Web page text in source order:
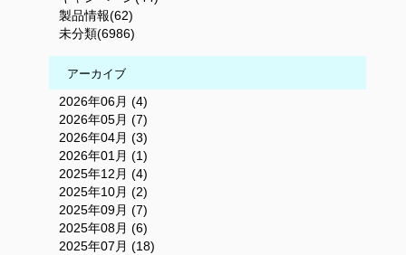
製品情報(62)
未分類(6986)
アーカイブ
2026年06月 (4)
2026年05月 (7)
2026年04月 (3)
2026年01月 (1)
2025年12月 (4)
2025年10月 (2)
2025年09月 (7)
2025年08月 (6)
2025年07月 (18)